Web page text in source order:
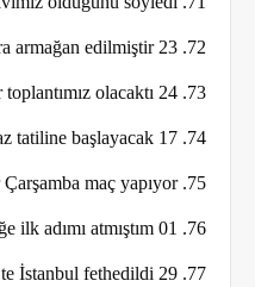
72. 23 nisan, tüm çocuklara armağan edilmiştir.
73. 24 Ekim 2016 pazartesi günü bir toplantımız olacaktı.
74. 17 haziranda okullar yaz tatiline başlayacak.
75. Öğretmenler, her Çarşamba maç yapıyor.
76. 01 ağustos cuma günü askerliğe ilk adımı atmıştım.
77. 29 mayıs 1453’te İstanbul fethedildi.